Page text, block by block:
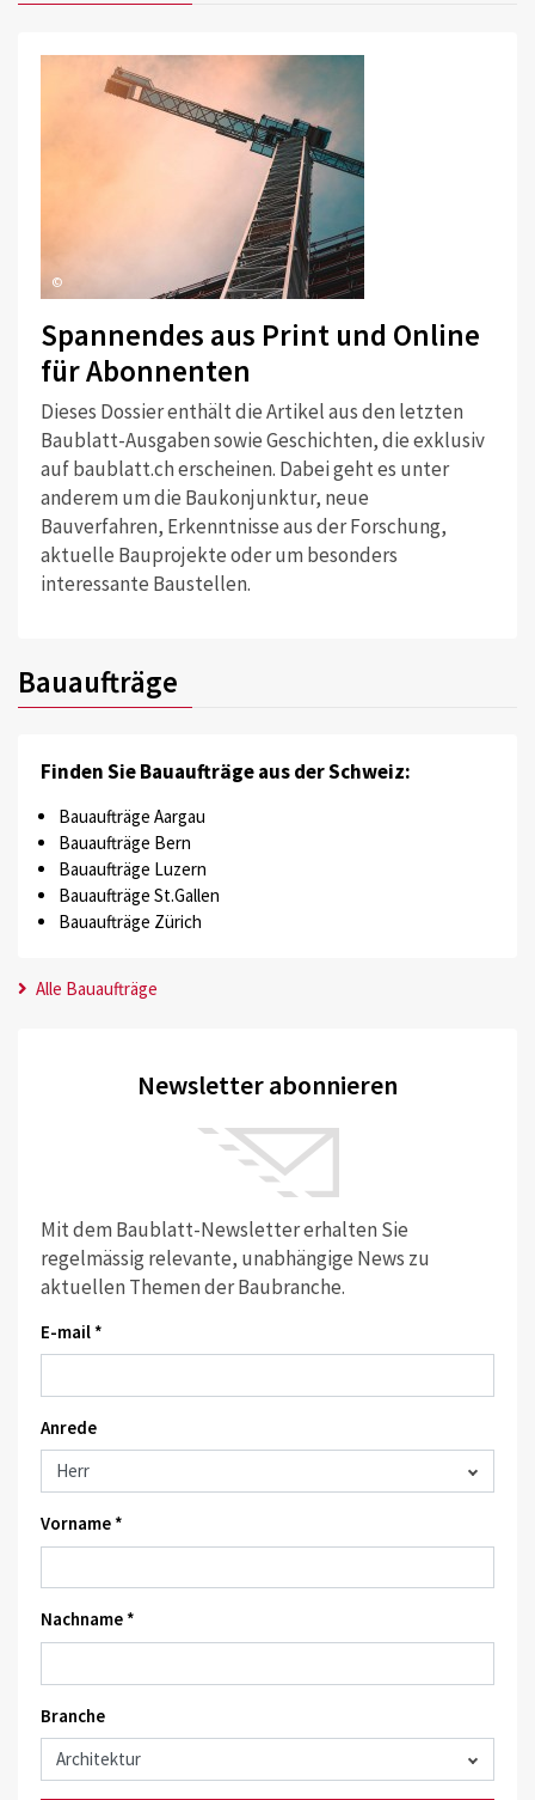
©
Spannendes aus Print und Online
für Abonnenten
Dieses Dossier enthält die Artikel aus den letzten
Baublatt-Ausgaben sowie Geschichten, die exklusiv
auf baublatt.ch erscheinen. Dabei geht es unter
anderem um die Baukonjunktur, neue
Bauverfahren, Erkenntnisse aus der Forschung,
aktuelle Bauprojekte oder um besonders
interessante Baustellen.
Bauaufträge
Finden Sie Bauaufträge aus der Schweiz:
Bauaufträge Aargau
Bauaufträge Bern
Bauaufträge Luzern
Bauaufträge St.Gallen
Bauaufträge Zürich
Alle Bauaufträge
Newsletter abonnieren
Mit dem Baublatt-Newsletter erhalten Sie
regelmässig relevante, unabhängige News zu
aktuellen Themen der Baubranche.
E-mail *
Anrede
Vorname *
Nachname *
Branche